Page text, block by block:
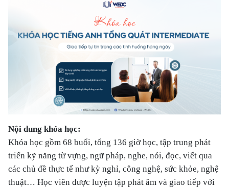
Nội dung khóa học:
Khóa học gồm 68 buổi, tổng 136 giờ học, tập trung phát
triển kỹ năng từ vựng, ngữ pháp, nghe, nói, đọc, viết qua
các chủ đề thực tế như kỳ nghỉ, công nghệ, sức khỏe, nghệ
thuật… Học viên được luyện tập phát âm và giao tiếp với